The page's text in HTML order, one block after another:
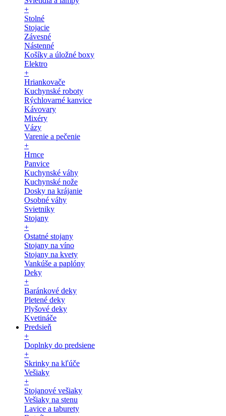
+
Stolné
Stojacie
Závesné
Nástenné
Košíky a úložné boxy
Elektro
+
Hriankovače
Kuchynské roboty
Rýchlovarné kanvice
Kávovary
Mixéry
Vázy
Varenie a pečenie
+
Hrnce
Panvice
Kuchynské váhy
Kuchynské nože
Dosky na krájanie
Osobné váhy
Svietniky
Stojany
+
Ostatné stojany
Stojany na víno
Stojany na kvety
Vankúše a paplóny
Deky
+
Baránkové deky
Pletené deky
Plyšové deky
Kvetináče
Predsieň
+
Doplnky do predsiene
+
Skrinky na kľúče
Vešiaky
+
Stojanové vešiaky
Vešiaky na stenu
Lavice a taburety